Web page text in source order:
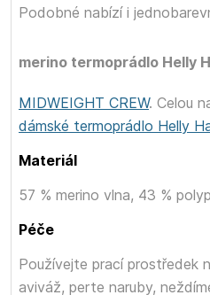
Podobné
merino termoprádlo Helly
nabízí i
MIDWEIGHT CREW. Celou
dámské termoprádlo Helly
Materiál
57 % merino vlna, 43 %
Péče
Používejte prací prostředek
aviváž, perte naruby,